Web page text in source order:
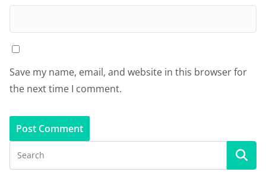
Save my name, email, and website in this browser for
the next time I comment.